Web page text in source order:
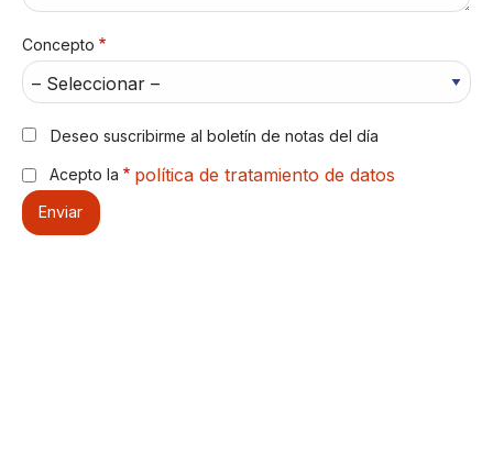
Concepto
Deseo suscribirme al boletín de notas del día
Acepto la política de tratamiento de datos